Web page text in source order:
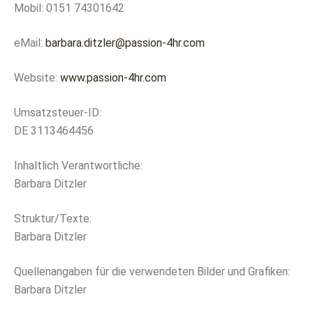
Mobil: 0151 74301642
eMail: barbara.ditzler@passion-4hr.com
Website: www.passion-4hr.com
Umsatzsteuer-ID:
DE 3113464456
Inhaltlich Verantwortliche:
Barbara Ditzler
Struktur/Texte:
Barbara Ditzler
Quellenangaben für die verwendeten Bilder und Grafiken:
Barbara Ditzler